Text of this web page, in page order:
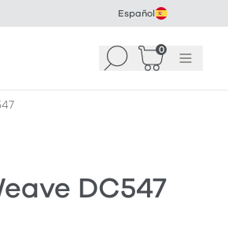
Español
Buscar 0
Cesta (0)
Menú
DC547